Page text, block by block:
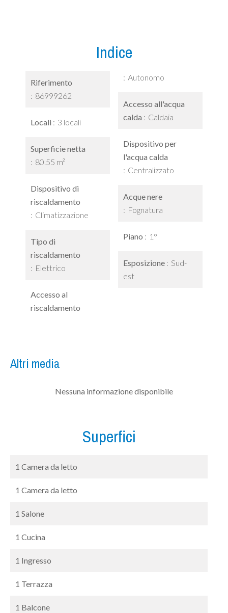
Indice
Riferimento
86999262
Locali 3 locali
Superficie netta
80.55 m²
Dispositivo di
riscaldamento
Climatizzazione
Tipo di
riscaldamento
Elettrico
Accesso al
riscaldamento
Autonomo
Accesso all'acqua
calda
Caldaia
Dispositivo per
l'acqua calda
Centralizzato
Acque nere
Fognatura
Piano 1°
Esposizione
Sud-
est
Altri media
Nessuna informazione disponibile
Superfici
1 Camera da letto
1 Camera da letto
1 Salone
1 Cucina
1 Ingresso
1 Terrazza
1 Balcone